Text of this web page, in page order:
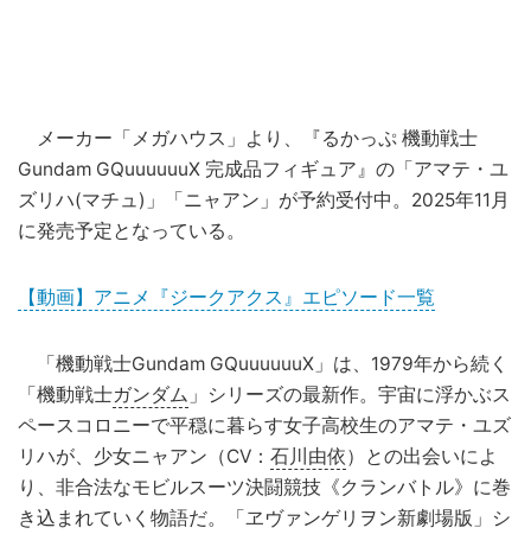
メーカー「メガハウス」より、『るかっぷ 機動戦士
Gundam GQuuuuuuX 完成品フィギュア』の「アマテ・ユ
ズリハ(マチュ)」「ニャアン」が予約受付中。2025年11月
に発売予定となっている。
【動画】アニメ『ジークアクス』エピソード一覧
「機動戦士Gundam GQuuuuuuX」は、1979年から続く
「機動戦士ガンダム 」シリーズの最新作。宇宙に浮かぶス
ペースコロニーで平穏に暮らす女子高校生のアマテ・ユズ
リハが、少女ニャアン（CV： 石川由依）との出会いによ
り、非合法なモビルスーツ決闘競技《クランバトル》に巻
き込まれていく物語だ。「ヱヴァンゲリヲン新劇場版」シ